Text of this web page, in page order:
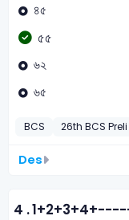
৪৫
৫৫
৬২
৬৫
BCS 26th BCS Preli
Des
4 .